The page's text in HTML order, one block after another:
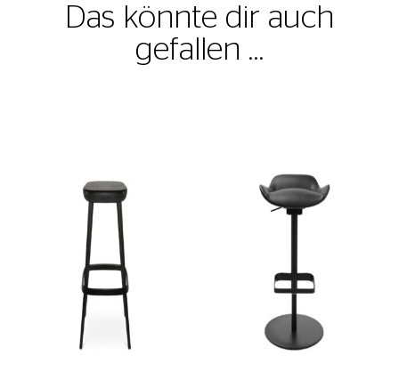
Das könnte dir auch
gefallen …